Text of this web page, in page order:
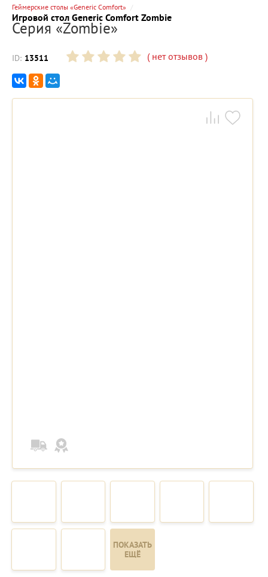
Геймерские столы «Generic Comfort»
Игровой стол Generic Comfort Zombie
Серия «Zombie»
ID: 13511 (нет отзывов )
ПОКАЗАТЬ
ЕЩЁ